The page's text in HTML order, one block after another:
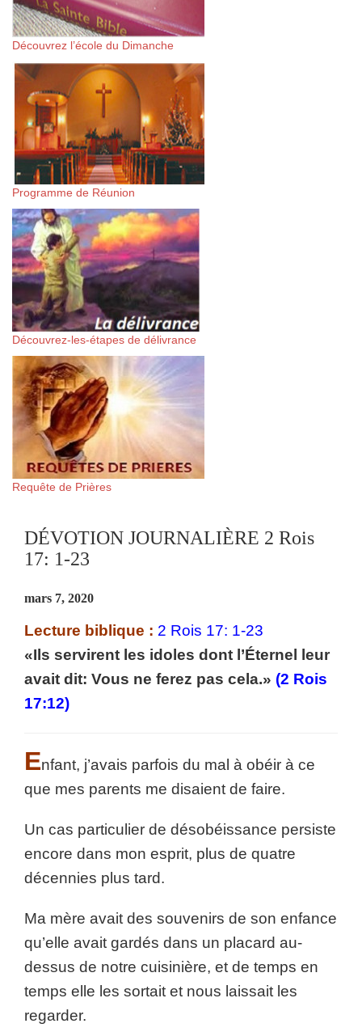
Découvrez l’école du Dimanche
Programme de Réunion
Découvrez-les-étapes de délivrance
Requête de Prières
DÉVOTION JOURNALIÈRE 2 Rois
17: 1-23
mars 7, 2020
Lecture biblique : 2 Rois 17: 1-23
«Ils servirent les idoles dont l’Éternel leur
avait dit: Vous ne ferez pas cela.» (2 Rois
17:12)
Enfant, j’avais parfois du mal à obéir à ce
que mes parents me disaient de faire.
Un cas particulier de désobéissance persiste
encore dans mon esprit, plus de quatre
décennies plus tard.
Ma mère avait des souvenirs de son enfance
qu’elle avait gardés dans un placard au-
dessus de notre cuisinière, et de temps en
temps elle les sortait et nous laissait les
regarder.